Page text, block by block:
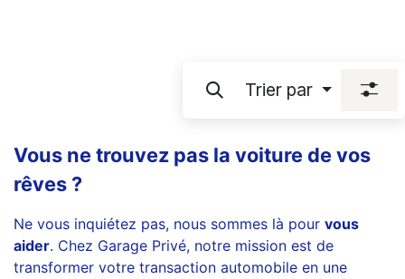
Trier par
Vous ne trouvez pas la voiture de vos
rêves ?
Ne vous inquiétez pas, nous sommes là pour vous
aider. Chez Garage Privé, notre mission est de
transformer votre transaction automobile en une